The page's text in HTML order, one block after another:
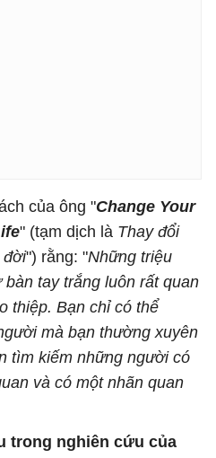
của ông "Change Your
" (tạm dịch là Thay đổi
đời") rằng: "Những triệu
tay trắng luôn rất quan
thiệp. Bạn chỉ có thể
mà bạn thường xuyên
tìm kiếm những người có
và có một nhãn quan
trong nghiên cứu của